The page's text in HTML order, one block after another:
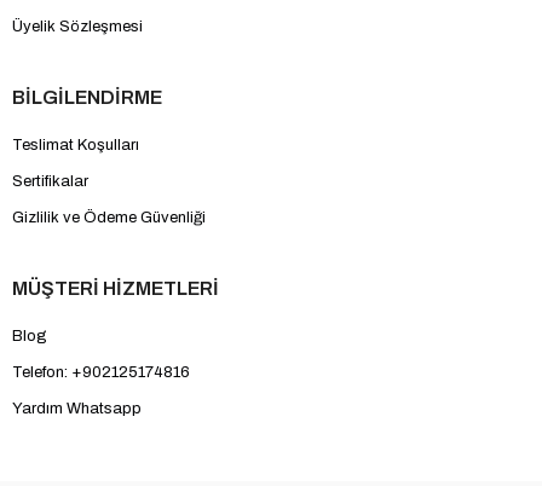
Üyelik Sözleşmesi
BİLGİLENDİRME
Teslimat Koşulları
Sertifikalar
Gizlilik ve Ödeme Güvenliği
MÜŞTERİ HİZMETLERİ
Blog
Telefon: +902125174816
Yardım Whatsapp